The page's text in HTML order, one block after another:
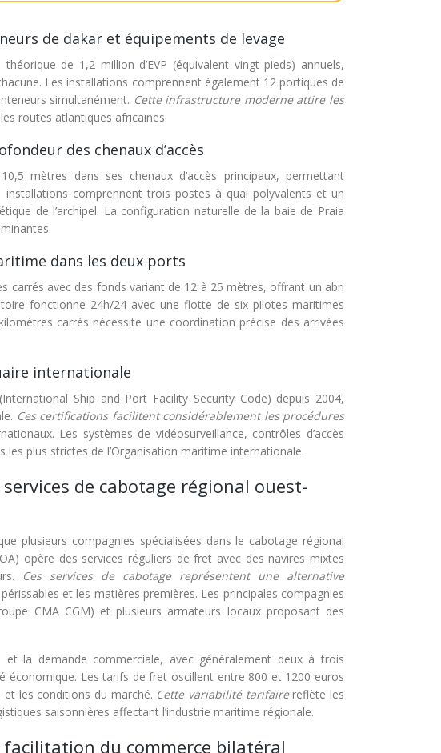
de dakar et équipements de levage
de 1,2 million d’EVP (équivalent vingt pieds) annuels,
Les installations comprennent également 12 portiques de
simultanément. Cette infrastructure moderne attire les
routes atlantiques africaines.
des chenaux d’accès
mètres dans ses chenaux d’accès principaux, permettant
installations comprennent trois postes à quai polyvalents et un
de l’archipel. La configuration naturelle de la baie de Praia
dans les deux ports
carrés avec des fonds variant de 12 à 25 mètres, offrant un abri
fonctionne 24h/24 avec une flotte de six pilotes maritimes
carrés nécessite une coordination précise des arrivées
internationale
Ship and Port Facility Security Code) depuis 2004,
Ces certifications facilitent considérablement les procédures
Les systèmes de vidéosurveillance, contrôles d’accès
plus strictes de l’Organisation maritime internationale.
de cabotage régional ouest-
plusieurs compagnies spécialisées dans le cabotage régional
opère des services réguliers de fret avec des navires mixtes
Ces services de cabotage représentent une alternative
et les matières premières. Les principales compagnies
CMA CGM) et plusieurs armateurs locaux proposant des
la demande commerciale, avec généralement deux à trois
Les tarifs de fret oscillent entre 800 et 1200 euros
les conditions du marché. Cette variabilité tarifairereflète les
saisonnières affectant l’industrie maritime régionale.
facilitation du commerce bilatéral